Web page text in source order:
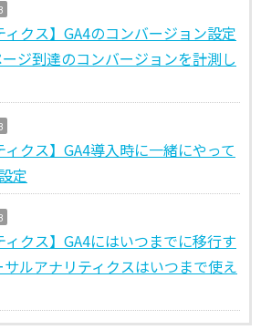
ィクス】GA4のコンバージョン設定
ジ到達のコンバージョンを計測し
ィクス】GA4導入時に一緒にやって
定
ィクス】GA4にはいつまでに移行す
ルアナリティクスはいつまで使え